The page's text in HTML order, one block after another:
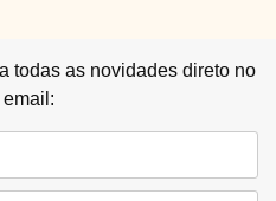
todas as novidades direto no